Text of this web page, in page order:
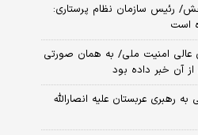
رئیس سازمان نظام پرستاری:
است
عالی امنیت ملی/ به همان صورتی
آن خبر داده بود
رهبری عربستان علیه انصارالله